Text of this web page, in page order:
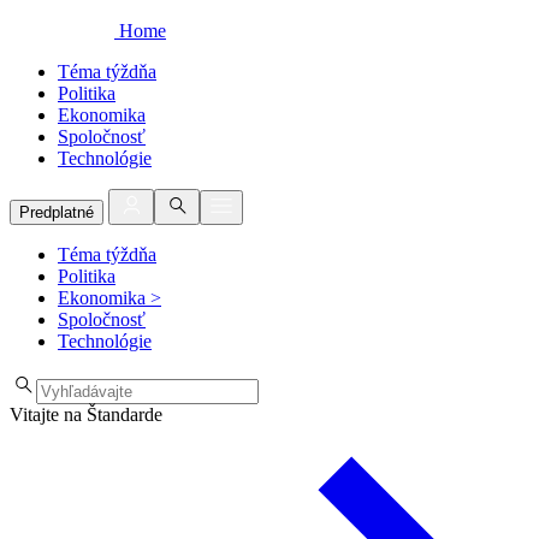
Home
Téma týždňa
Politika
Ekonomika
Spoločnosť
Technológie
Predplatné
Téma týždňa
Politika
Ekonomika >
Spoločnosť
Technológie
Vitajte na Štandarde